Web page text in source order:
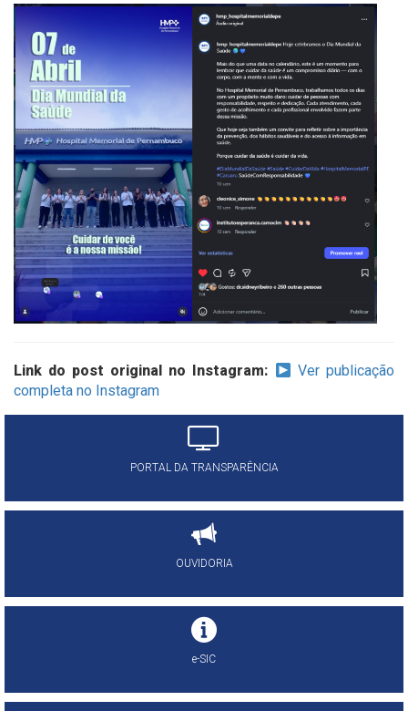
Link do post original no Instagram:
Ver publicação
completa no Instagram
PORTAL DA TRANSPARÊNCIA
OUVIDORIA
e-SIC